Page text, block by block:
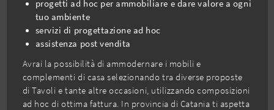
progetti ad hoc per ammobiliare e dare valore a ogni
tuo ambiente
servizi di progettazione ad hoc
assistenza post vendita
Avrai la possibilità di ammodernare i mobili e
complementi di casa selezionando tra diverse proposte
di Tavoli e tante altre occasioni, utilizzando composizioni
ad hoc di ottima fattura. In provincia di Catania ti aspetta